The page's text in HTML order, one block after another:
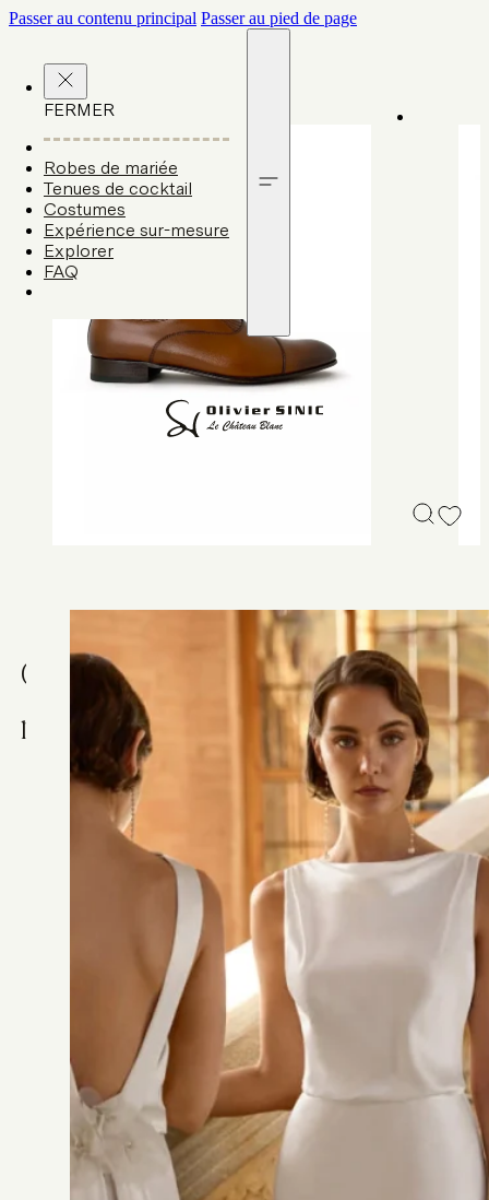
Passer au contenu principal Passer au pied de page
FERMER
Robes de mariée
Tenues de cocktail
Costumes
Expérience sur-mesure
Explorer
FAQ
C aussu lieuencuirmarro
n
g nac– li ano
Chaussures de cérémonie en cuir marron au style élégant
intemporel. Le modèle 1311 Marron allie confort et légèreté,
s’ajustant parfaitement au pied. Idéales pour accompagner
une tenue de mariage ou de cérémonie, ces chaussures
cognac s’accordent facilement à tous les styles grâce à
leur teinte classique et leur design soigné.
PRENDRE RENDEZ-VOUS
Plus de détails
Créateur
Silhouette
Décolleté